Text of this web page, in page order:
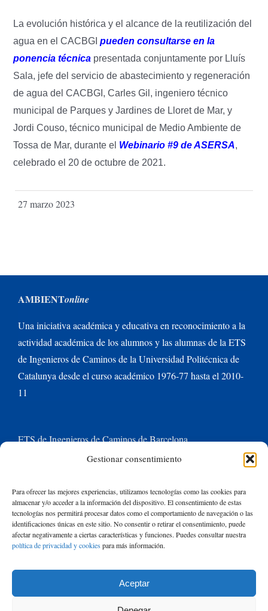
Gestionar consentimiento
Para ofrecer las mejores experiencias, utilizamos tecnologías como las cookies para
almacenar y/o acceder a la información del dispositivo. El consentimiento de estas
tecnologías nos permitirá procesar datos como el comportamiento de navegación o las
identificaciones únicas en este sitio. No consentir o retirar el consentimiento, puede
afectar negativamente a ciertas características y funciones. Puedes consultar nuestra
política de privacidad y cookiespara más información.
Aceptar
La evolución histórica y el alcance de la reutilización del
agua en el CACBGIpueden consultarse en la
ponencia técnica presentada conjuntamente por Lluís
Sala, jefe del servicio de abastecimiento y regeneración
de agua del CACBGI, Carles Gil, ingeniero técnico
municipal de Parques y Jardines de Lloret de Mar, y
Jordi Couso, técnico municipal de Medio Ambiente de
Tossa de Mar, durante el Webinario #9 de ASERSA,
celebrado el 20 de octubre de 2021.
27 marzo 2023
AMBIENTonline
Una iniciativa académica y educativa en reconocimiento a la
actividad académica de los alumnos y las alumnas de la ETS
de Ingenieros de Caminos de la Universidad Politécnica de
Catalunya desde el curso académico 1976-77 hasta el 2010-
11
ETS de Ingenieros de Caminos de Barcelona
Universitat Politècnica de Catalunya BarcelonaTech
Contacte con nosotros
Buscar: